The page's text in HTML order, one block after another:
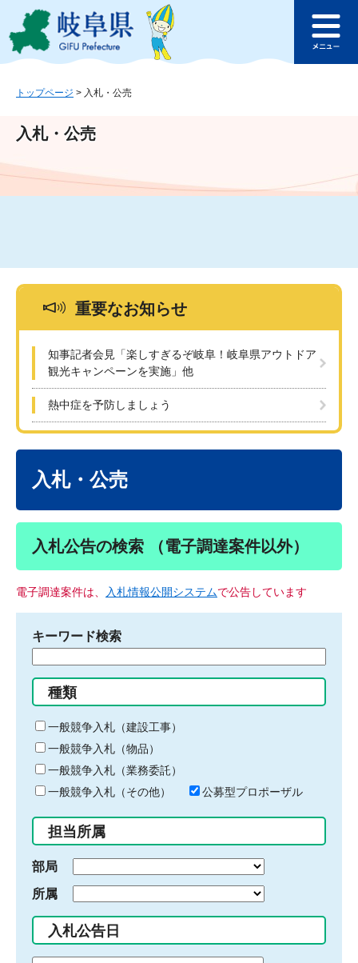
ジ
ュ
文
このページの本文へ
ュ
トップページ > 入札・公売
入札・公売
重要なお知らせ
知事記者会見「楽しすぎるぞ岐阜！岐阜県アウトドア
観光キャンペーンを実施」他
熱中症を予防しましょう
入札・公売
入札公告の検索 （電子調達案件以外）
電子調達案件は、 入札情報公開システムで公告しています
キーワード検索
る
キ
ー
ワ
ー
ド
入
力
種類
一般競争入札（建設工事）
一般競争入札（物品）
一般競争入札（業務委託）
一般競争入札（その他）
公募型プロポーザル
担当所属
部局
所属
入札公告日